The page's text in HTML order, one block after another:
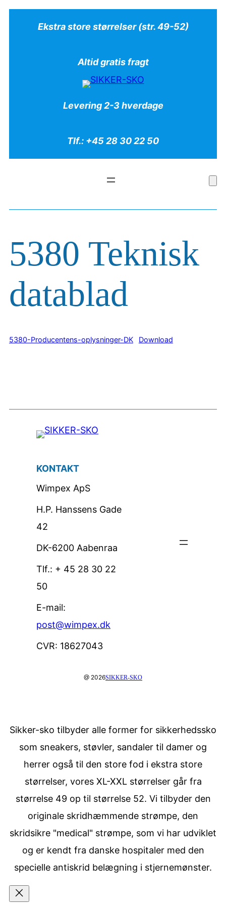
Ekstra store størrelser (str. 49-52)
Altid gratis fragt
Levering 2-3 hverdage
Tlf.: +45 28 30 22 50
5380 Teknisk
datablad
5380-Producentens-oplysninger-DK Download
KONTAKT
Wimpex ApS
H.P. Hanssens Gade
42
DK-6200 Aabenraa
Tlf.: + 45 28 30 22
50
E-mail:
post@wimpex.dk
CVR: 18627043
@ 2026SIKKER-SKO
Sikker-sko tilbyder alle former for sikkerhedssko
som sneakers, støvler, sandaler til damer og
herrer også til den store fod i ekstra store
størrelser, vores XL-XXL størrelser går fra
størrelse 49 op til størrelse 52. Vi tilbyder den
originale skridhæmmende strømpe, den
skridsikre "medical" strømpe, som vi har udviklet
og er kendt fra danske hospitaler med den
specielle antiskrid belægning i stjernemønster.